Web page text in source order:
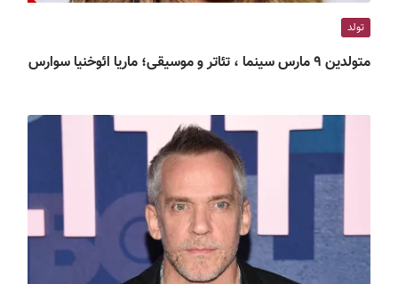
تولد
متولدین ۹ مارس سینما ، تئاتر و موسیقی؛ ماریا ائوخنیا سوارس